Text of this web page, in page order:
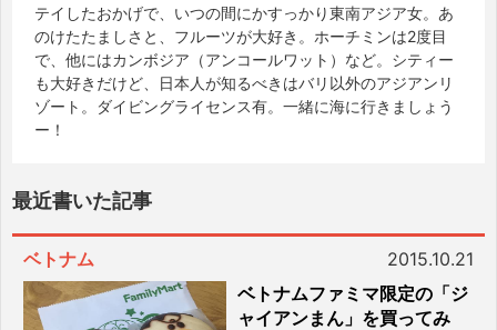
テイしたおかげで、いつの間にかすっかり東南アジア女。あ
のけたたましさと、フルーツが大好き。ホーチミンは2度目
で、他にはカンボジア（アンコールワット）など。シティー
も大好きだけど、日本人が知るべきはバリ以外のアジアンリ
ゾート。ダイビングライセンス有。一緒に海に行きましょう
ー！
最近書いた記事
ベトナム
2015.10.21
ベトナムファミマ限定の「ジ
ャイアンまん」を買ってみ